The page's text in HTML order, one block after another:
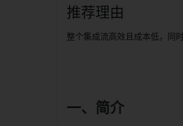
推荐理由
整个集成流高效且成本低，同
一、简介